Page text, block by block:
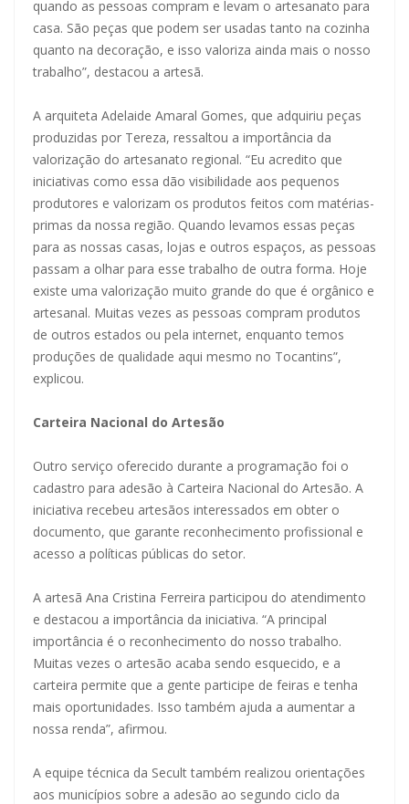
quando as pessoas compram e levam o artesanato para
casa. São peças que podem ser usadas tanto na cozinha
quanto na decoração, e isso valoriza ainda mais o nosso
trabalho”, destacou a artesã.
A arquiteta Adelaide Amaral Gomes, que adquiriu peças
produzidas por Tereza, ressaltou a importância da
valorização do artesanato regional. “Eu acredito que
iniciativas como essa dão visibilidade aos pequenos
produtores e valorizam os produtos feitos com matérias-
primas da nossa região. Quando levamos essas peças
para as nossas casas, lojas e outros espaços, as pessoas
passam a olhar para esse trabalho de outra forma. Hoje
existe uma valorização muito grande do que é orgânico e
artesanal. Muitas vezes as pessoas compram produtos
de outros estados ou pela internet, enquanto temos
produções de qualidade aqui mesmo no Tocantins”,
explicou.
Carteira Nacional do Artesão
Outro serviço oferecido durante a programação foi o
cadastro para adesão à Carteira Nacional do Artesão. A
iniciativa recebeu artesãos interessados em obter o
documento, que garante reconhecimento profissional e
acesso a políticas públicas do setor.
A artesã Ana Cristina Ferreira participou do atendimento
e destacou a importância da iniciativa. “A principal
importância é o reconhecimento do nosso trabalho.
Muitas vezes o artesão acaba sendo esquecido, e a
carteira permite que a gente participe de feiras e tenha
mais oportunidades. Isso também ajuda a aumentar a
nossa renda”, afirmou.
A equipe técnica da Secult também realizou orientações
aos municípios sobre a adesão ao segundo ciclo da